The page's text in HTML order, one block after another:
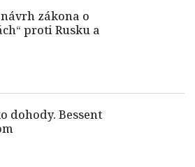
zákona o
proti Rusku a
dohody. Bessent